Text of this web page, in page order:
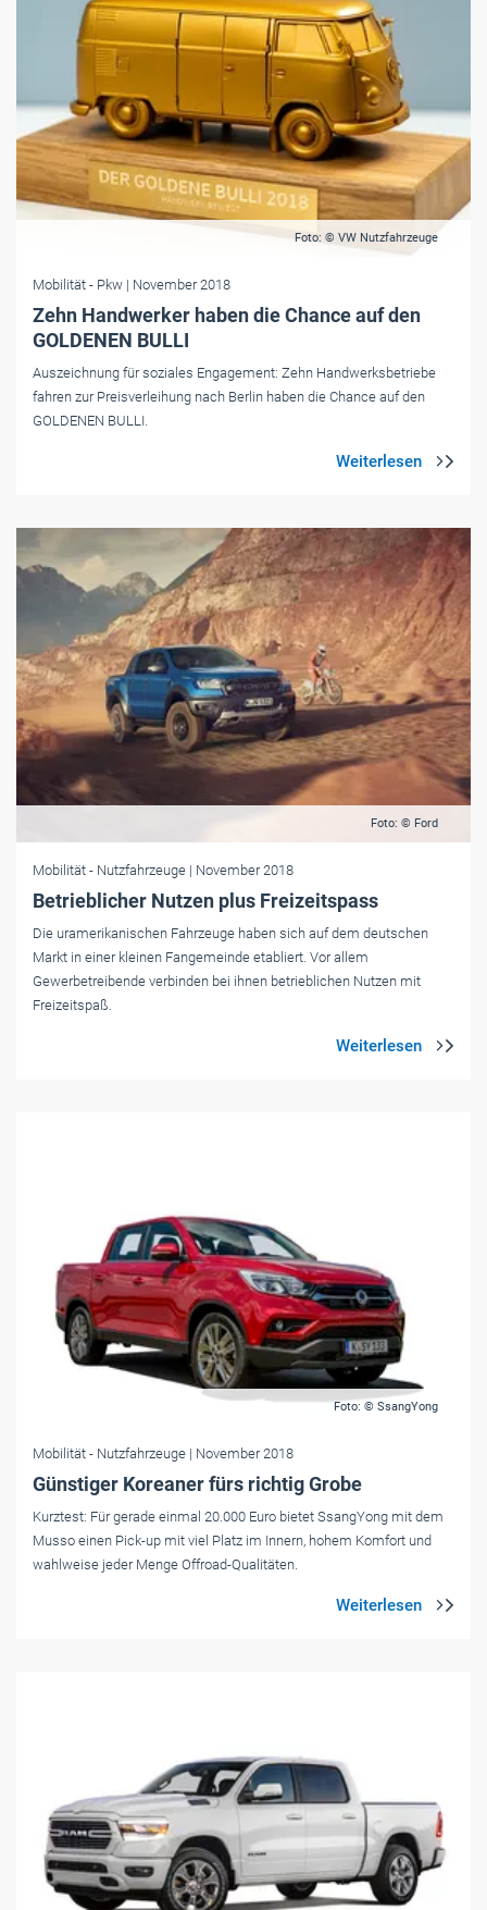
Foto: © VW Nutzfahrzeuge
Mobilität - Pkw | November 2018
Zehn Handwerker haben die Chance auf den
GOLDENEN BULLI
Auszeichnung für soziales Engagement: Zehn Handwerksbetriebe
fahren zur Preisverleihung nach Berlin haben die Chance auf den
GOLDENEN BULLI.
Foto: © Ford
Mobilität - Nutzfahrzeuge | November 2018
Betrieblicher Nutzen plus Freizeitspass
Die uramerikanischen Fahrzeuge haben sich auf dem deutschen
Markt in einer kleinen Fangemeinde etabliert. Vor allem
Gewerbetreibende verbinden bei ihnen betrieblichen Nutzen mit
Freizeitspaß.
Foto: © SsangYong
Mobilität - Nutzfahrzeuge | November 2018
Günstiger Koreaner fürs richtig Grobe
Kurztest: Für gerade einmal 20.000 Euro bietet SsangYong mit dem
Musso einen Pick-up mit viel Platz im Innern, hohem Komfort und
wahlweise jeder Menge Offroad-Qualitäten.